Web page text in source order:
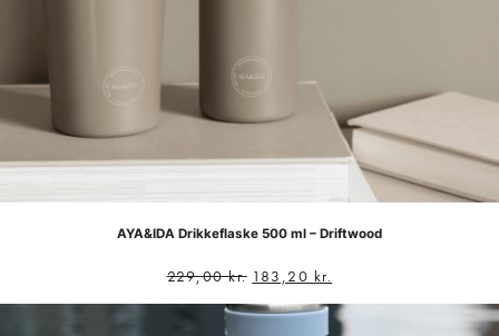
AYA&IDA Drikkeflaske 500 ml – Driftwood
229,00kr. 183,20 kr.